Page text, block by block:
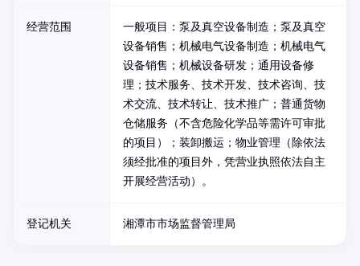
经营范围
一般项目：泵及真空设备制造；泵及真空
设备销售；机械电气设备制造；机械电气
设备销售；机械设备研发；通用设备修
理；技术服务、技术开发、技术咨询、技
术交流、技术转让、技术推广；普通货物
仓储服务（不含危险化学品等需许可审批
的项目）；装卸搬运；物业管理（除依法
须经批准的项目外，凭营业执照依法自主
开展经营活动）。
登记机关 湘潭市市场监督管理局